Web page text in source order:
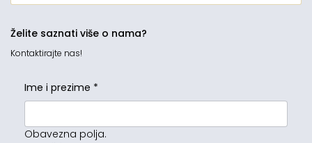
Želite saznati više o nama?
Kontaktirajte nas!
Ime i prezime *
Obavezna polja.